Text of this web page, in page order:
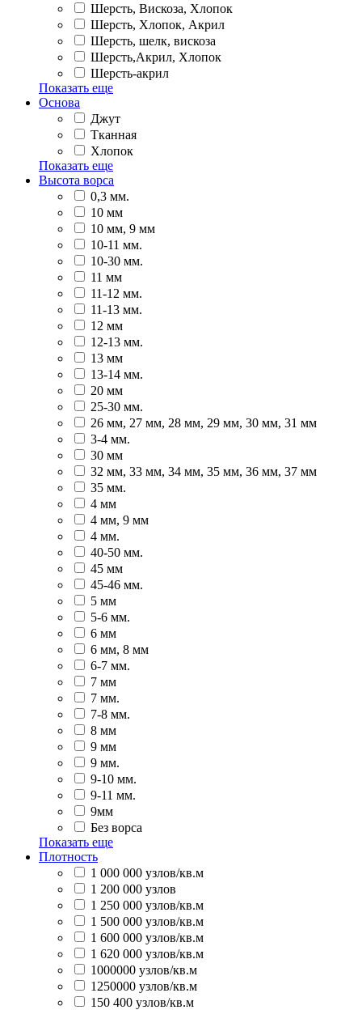
Шерсть, Вискоза, Хлопок
Шерсть, Хлопок, Акрил
Шерсть, шелк, вискоза
Шерсть,Акрил, Хлопок
Шерсть-акрил
Показать еще
Основа
Джут
Тканная
Хлопок
Показать еще
Высота ворса
0,3 мм.
10 мм
10 мм, 9 мм
10-11 мм.
10-30 мм.
11 мм
11-12 мм.
11-13 мм.
12 мм
12-13 мм.
13 мм
13-14 мм.
20 мм
25-30 мм.
26 мм, 27 мм, 28 мм, 29 мм, 30 мм, 31 мм
3-4 мм.
30 мм
32 мм, 33 мм, 34 мм, 35 мм, 36 мм, 37 мм
35 мм.
4 мм
4 мм, 9 мм
4 мм.
40-50 мм.
45 мм
45-46 мм.
5 мм
5-6 мм.
6 мм
6 мм, 8 мм
6-7 мм.
7 мм
7 мм.
7-8 мм.
8 мм
9 мм
9 мм.
9-10 мм.
9-11 мм.
9мм
Без ворса
Показать еще
Плотность
1 000 000 узлов/кв.м
1 200 000 узлов
1 250 000 узлов/кв.м
1 500 000 узлов/кв.м
1 600 000 узлов/кв.м
1 620 000 узлов/кв.м
1000000 узлов/кв.м
1250000 узлов/кв.м
150 400 узлов/кв.м